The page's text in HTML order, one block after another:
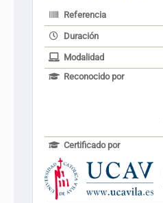
Referencia
Duración
Modalidad
Reconocido por
Certificado por